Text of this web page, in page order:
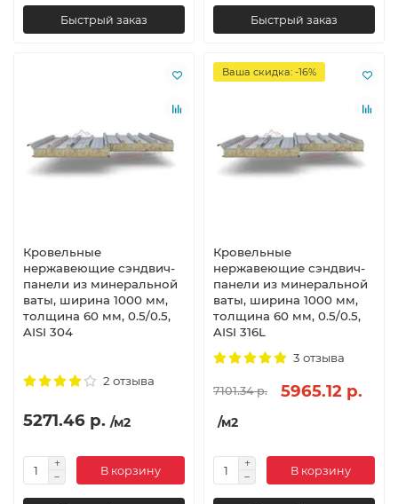
Быстрый заказ Быстрый заказ
Кровельные
нержавеющие сэндвич-
панели из минеральной
ваты, ширина 1000 мм,
толщина 60 мм, 0.5/0.5,
AISI 304
2 отзыва
5271.46 р. /м2
В корзину
Ваша скидка: -16%
Кровельные
нержавеющие сэндвич-
панели из минеральной
ваты, ширина 1000 мм,
толщина 60 мм, 0.5/0.5,
AISI 316L
3 отзыва
7101.34 р. 5965.12 р.
/м2
В корзину